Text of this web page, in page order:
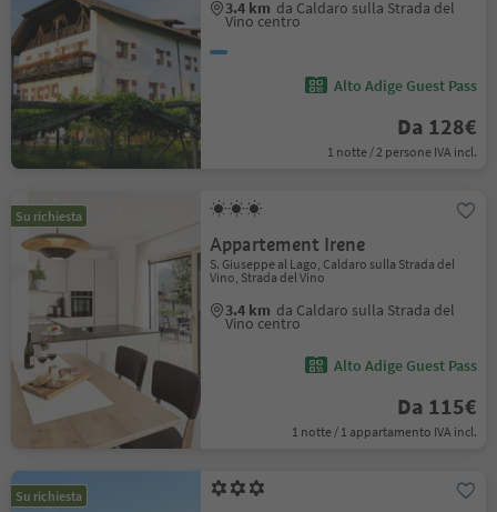
3.4 km da Caldaro sulla Strada del
Vino centro
Alto Adige Guest Pass
Da 128€
1 notte / 2 persone IVA incl.
Su richiesta
Appartement Irene
S. Giuseppe al Lago, Caldaro sulla Strada del
Vino, Strada del Vino
3.4 km da Caldaro sulla Strada del
Vino centro
Alto Adige Guest Pass
Da 115€
1 notte / 1 appartamento IVA incl.
Su richiesta